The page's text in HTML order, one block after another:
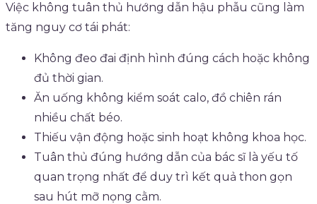
Việc không tuân thủ hướng dẫn hậu phẫu cũng làm
tăng nguy cơ tái phát:
Không đeo đai định hình đúng cách hoặc không
đủ thời gian.
Ăn uống không kiểm soát calo, đồ chiên rán
nhiều chất béo.
Thiếu vận động hoặc sinh hoạt không khoa học.
Tuân thủ đúng hướng dẫn của bác sĩ là yếu tố
quan trọng nhất để duy trì kết quả thon gọn
sau hút mỡ nọng cằm.